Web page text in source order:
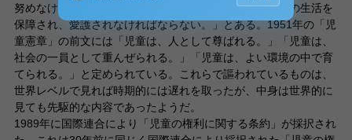
努めなければならない。」「すべて児童は、ひとしくその生活を
保障され、愛護されなければならない。」とある。1951年の「児
童憲章」の前文には「児童は、人として尊ばれる。」「児童は、
社会の一員として重んぜられる。」「児童は、よい環境の中で育
てられる。」と定められている。これらで謳われているものは、
世界レベルで見れば時期的には遅れを取ったが、中身は世界的に
見ても先駆的な内容であったようだ。
1989年に国際連合により「児童の権利に関する条約」が採択され